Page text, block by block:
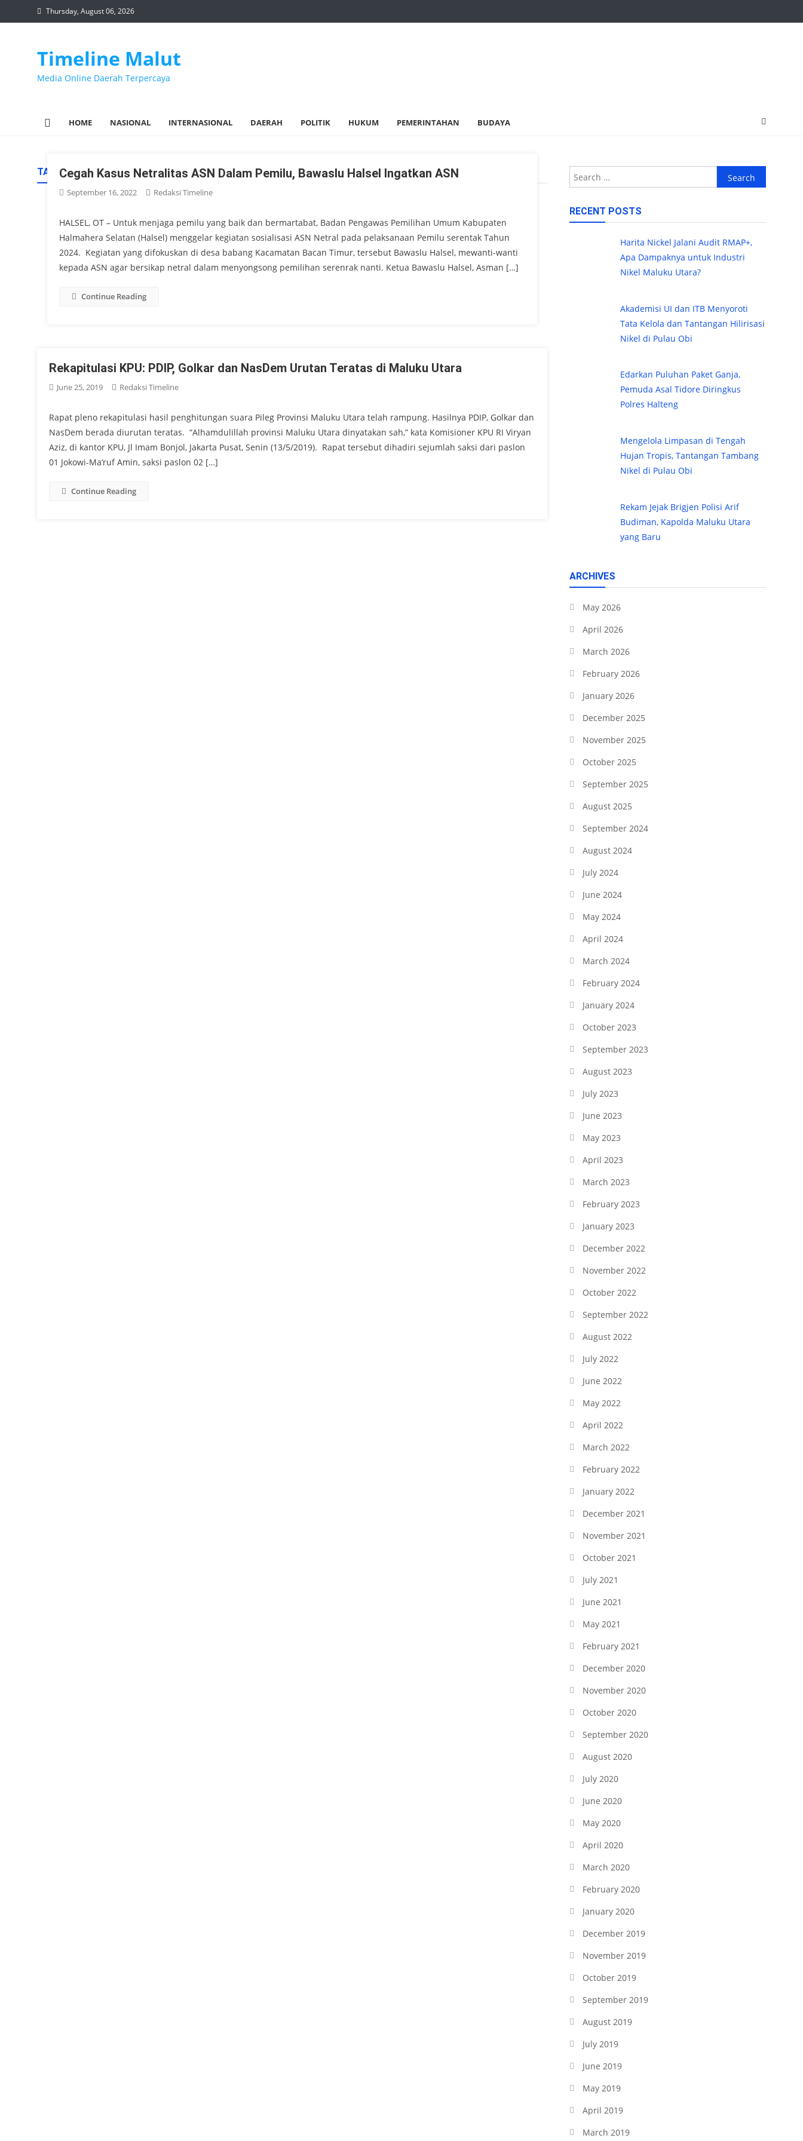
to
Thursday, August 06, 2026
Timeline Malut
Media Online Daerah Terpercaya
HOME NASIONAL INTERNASIONAL DAERAH POLITIK HUKUM PEMERINTAHAN BUDAYA
TAG:PEMILU
Cegah Kasus Netralitas ASN Dalam Pemilu, Bawaslu Halsel Ingatkan ASN
September 16, 2022 Redaksi Timeline
HALSEL, OT – Untuk menjaga pemilu yang baik dan bermartabat, Badan Pengawas Pemilihan Umum Kabupaten
Halmahera Selatan (Halsel) menggelar kegiatan sosialisasi ASN Netral pada pelaksanaan Pemilu serentak Tahun
2024. Kegiatan yang difokuskan di desa babang Kacamatan Bacan Timur, tersebut Bawaslu Halsel, mewanti-wanti
kepada ASN agar bersikap netral dalam menyongsong pemilihan serenrak nanti. Ketua Bawaslu Halsel, Asman […]
Continue Reading
Rekapitulasi KPU: PDIP, Golkar dan NasDem Urutan Teratas di Maluku Utara
June 25, 2019 Redaksi Timeline
Rapat pleno rekapitulasi hasil penghitungan suara Pileg Provinsi Maluku Utara telah rampung. Hasilnya PDIP, Golkar dan
NasDem berada diurutan teratas. “Alhamdulillah provinsi Maluku Utara dinyatakan sah,” kata Komisioner KPU RI Viryan
Aziz, di kantor KPU, Jl Imam Bonjol, Jakarta Pusat, Senin (13/5/2019). Rapat tersebut dihadiri sejumlah saksi dari paslon
01 Jokowi-Ma’ruf Amin, saksi paslon 02 […]
Continue Reading
Search
for:
RECENT POSTS
Harita Nickel Jalani Audit RMAP+,
Apa Dampaknya untuk Industri
Nikel Maluku Utara?
Akademisi UI dan ITB Menyoroti
Tata Kelola dan Tantangan Hilirisasi
Nikel di Pulau Obi
Edarkan Puluhan Paket Ganja,
Pemuda Asal Tidore Diringkus
Polres Halteng
Mengelola Limpasan di Tengah
Hujan Tropis, Tantangan Tambang
Nikel di Pulau Obi
Rekam Jejak Brigjen Polisi Arif
Budiman, Kapolda Maluku Utara
yang Baru
ARCHIVES
May 2026
April 2026
March 2026
February 2026
January 2026
December 2025
November 2025
October 2025
September 2025
August 2025
September 2024
August 2024
July 2024
June 2024
May 2024
April 2024
March 2024
February 2024
January 2024
October 2023
September 2023
August 2023
July 2023
June 2023
May 2023
April 2023
March 2023
February 2023
January 2023
December 2022
November 2022
October 2022
September 2022
August 2022
July 2022
June 2022
May 2022
April 2022
March 2022
February 2022
January 2022
December 2021
November 2021
October 2021
July 2021
June 2021
May 2021
February 2021
December 2020
November 2020
October 2020
September 2020
August 2020
July 2020
June 2020
May 2020
April 2020
March 2020
February 2020
January 2020
December 2019
November 2019
October 2019
September 2019
August 2019
July 2019
June 2019
May 2019
April 2019
March 2019